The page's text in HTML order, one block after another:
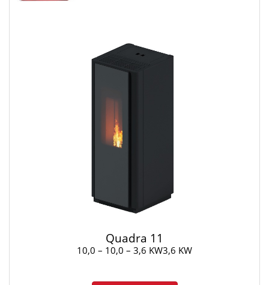
Quadra 11
10,0 – 10,0 – 3,6 KW3,6 KW